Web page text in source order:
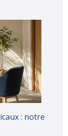
: notre